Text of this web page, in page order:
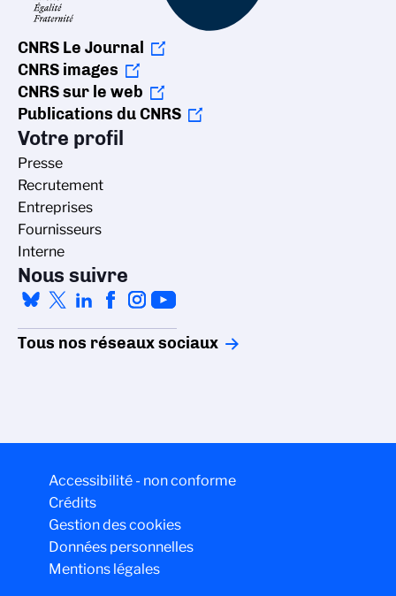
CNRS Le Journal
CNRS images
CNRS sur le web
Publications du CNRS
Votre profil
Presse
Recrutement
Entreprises
Fournisseurs
Interne
Nous suivre
Tous nos réseaux sociaux
Accessibilité - non conforme
Crédits
Gestion des cookies
Données personnelles
Mentions légales